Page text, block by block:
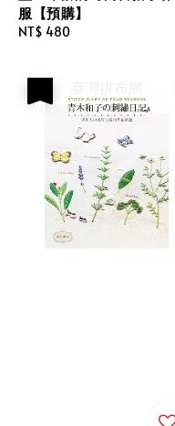
服【預購】
Regular
NT$ 480